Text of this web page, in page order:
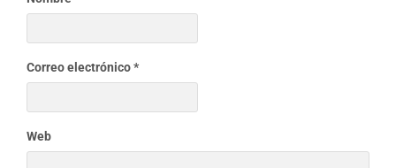
Correo electrónico*
Web